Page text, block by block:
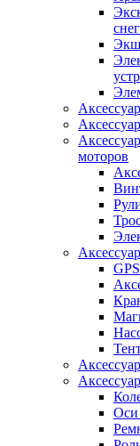
моторов
Оси